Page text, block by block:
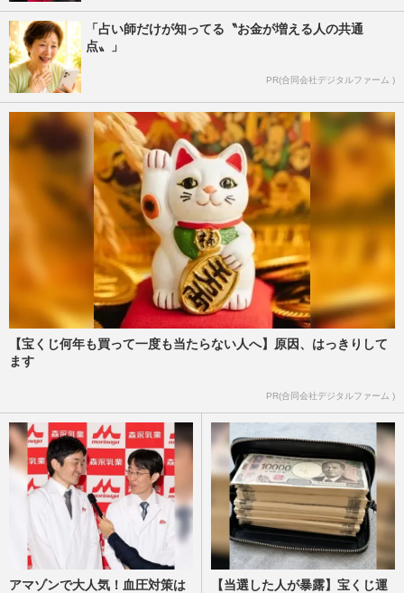
「占い師だけが知ってる〝お金が増える人の共通
点〟」
PR(合同会社デジタルファーム )
【宝くじ何年も買って一度も当たらない人へ】原因、はっきりして
ます
PR(合同会社デジタルファーム )
アマゾンで大人気！血圧対策は
【当選した人が暴露】宝くじ運